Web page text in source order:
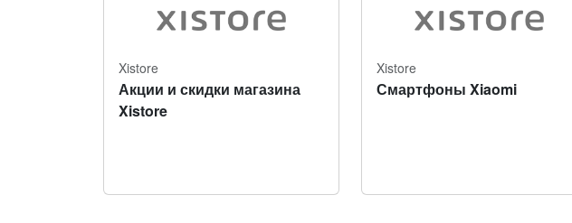
Xistore
Акции и скидки магазина
Xistore
Xistore
Смартфоны Xiaomi